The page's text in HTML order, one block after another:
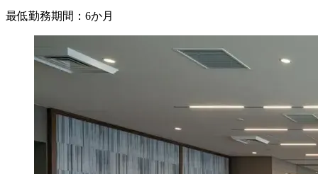
最低勤務期間： 6か月